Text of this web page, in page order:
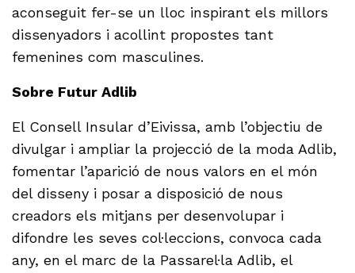
aconseguit fer-se un lloc inspirant els millors
dissenyadors i acollint propostes tant
femenines com masculines.
Sobre Futur Adlib
El Consell Insular d’Eivissa, amb l’objectiu de
divulgar i ampliar la projecció de la moda Adlib,
fomentar l’aparició de nous valors en el món
del disseny i posar a disposició de nous
creadors els mitjans per desenvolupar i
difondre les seves col·leccions, convoca cada
any, en el marc de la Passarel·la Adlib, el